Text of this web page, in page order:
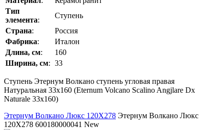
Тип
элемента:
Ступень
Страна:
Россия
Фабрика:
Италон
Длина, см:
160
Ширина, см: 33
Ступень Этернум Волкано ступень угловая правая
Натуральная 33x160 (Eternum Volcano Scalino Angjlare Dx
Naturale 33x160)
Этернум Волкано Люкс 120Х278 Этернум Волкано Люкс
120Х278 600180000041 New